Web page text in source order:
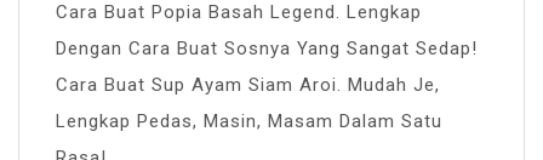
Cara Buat Popia Basah Legend. Lengkap
Dengan Cara Buat Sosnya Yang Sangat Sedap!
Cara Buat Sup Ayam Siam Aroi. Mudah Je,
Lengkap Pedas, Masin, Masam Dalam Satu